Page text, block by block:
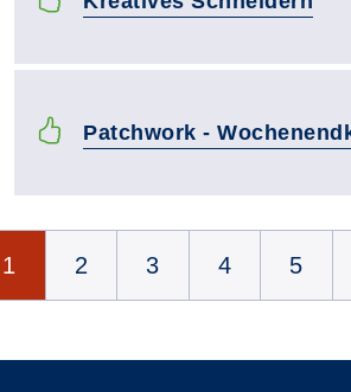
Patchwork -
1 2 3 4 5